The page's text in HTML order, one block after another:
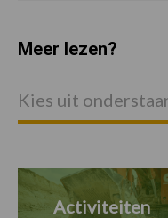
Meer lezen?
Kies uit
Activiteiten